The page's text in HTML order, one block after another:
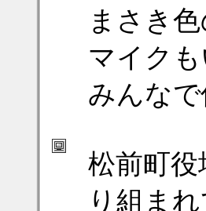
まさき
マイク
みんな
松前町
り組ま